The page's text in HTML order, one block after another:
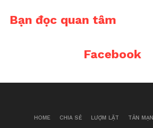
Bạn đọc quan tâm
Facebook
HOME CHIA SẺ LƯỢM LẶT TẢN MẠN